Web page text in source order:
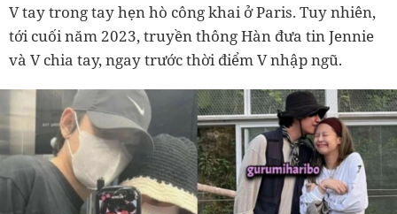
V tay trong tay hẹn hò công khai ở Paris. Tuy nhiên,
tới cuối năm 2023, truyền thông Hàn đưa tin Jennie
và V chia tay, ngay trước thời điểm V nhập ngũ.